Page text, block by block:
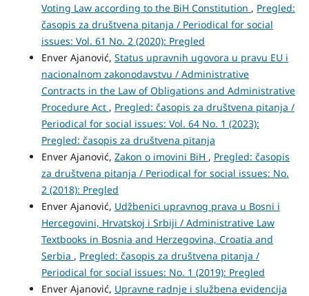
Voting Law according to the BiH Constitution , Pregled:
časopis za društvena pitanja / Periodical for social
issues: Vol. 61 No. 2 (2020): Pregled
Enver Ajanović, Status upravnih ugovora u pravu EU i
nacionalnom zakonodavstvu / Administrative
Contracts in the Law of Obligations and Administrative
Procedure Act , Pregled: časopis za društvena pitanja /
Periodical for social issues: Vol. 64 No. 1 (2023):
Pregled: časopis za društvena pitanja
Enver Ajanović, Zakon o imovini BiH , Pregled: časopis
za društvena pitanja / Periodical for social issues: No.
2 (2018): Pregled
Enver Ajanović, Udžbenici upravnog prava u Bosni i
Hercegovini, Hrvatskoj i Srbiji / Administrative Law
Textbooks in Bosnia and Herzegovina, Croatia and
Serbia , Pregled: časopis za društvena pitanja /
Periodical for social issues: No. 1 (2019): Pregled
Enver Ajanović, Upravne radnje i službena evidencija